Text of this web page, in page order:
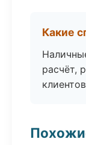
Какие
расчёт,